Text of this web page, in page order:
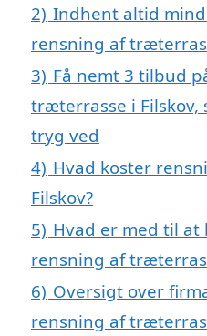
2) Indhent altid
rensning af
3) Få nemt 3 tilbud
træterrasse i Filskov,
tryg ved
4) Hvad koster
Filskov?
5) Hvad er med til at
rensning af
6) Oversigt over
rensning af